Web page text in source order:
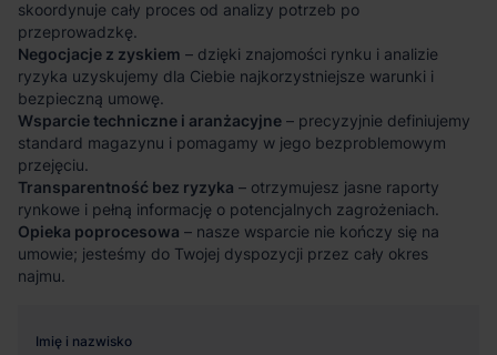
skoordynuje cały proces od analizy potrzeb po
przeprowadzkę.
Negocjacje z zyskiem – dzięki znajomości rynku i analizie
ryzyka uzyskujemy dla Ciebie najkorzystniejsze warunki i
bezpieczną umowę.
Wsparcie techniczne i aranżacyjne – precyzyjnie definiujemy
standard magazynu i pomagamy w jego bezproblemowym
przejęciu.
Transparentność bez ryzyka – otrzymujesz jasne raporty
rynkowe i pełną informację o potencjalnych zagrożeniach.
Opieka poprocesowa – nasze wsparcie nie kończy się na
umowie; jesteśmy do Twojej dyspozycji przez cały okres
najmu.
Imię i nazwisko